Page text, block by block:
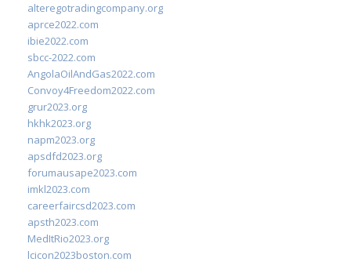
alteregotradingcompany.org
aprce2022.com
ibie2022.com
sbcc-2022.com
AngolaOilAndGas2022.com
Convoy4Freedom2022.com
grur2023.org
hkhk2023.org
napm2023.org
apsdfd2023.org
forumausape2023.com
imkl2023.com
careerfaircsd2023.com
apsth2023.com
MedItRio2023.org
lcicon2023boston.com